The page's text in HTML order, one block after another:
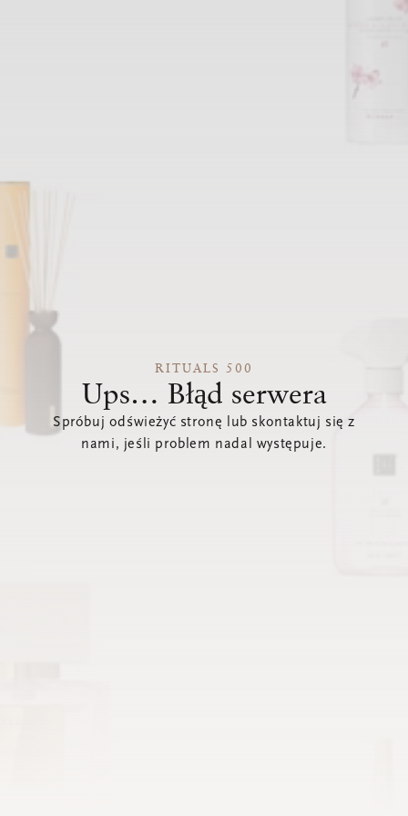
RITUALS 500
Ups… Błąd serwera
Spróbuj odświeżyć stronę lub skontaktuj się z
nami, jeśli problem nadal występuje.